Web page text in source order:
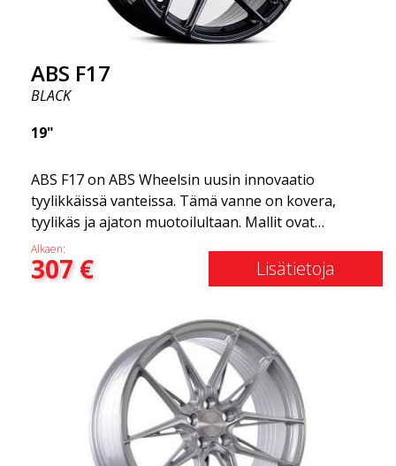
valikoimassamme!
ABS F17
BLACK
19"
ABS F17 on ABS Wheelsin uusin innovaatio
tyylikkäissä vanteissa. Tämä vanne on kovera,
tyylikäs ja ajaton muotoilultaan. Mallit ovat
saatavilla useissa eri kooissa, kuten 19x8.5, 19x9.5
sekä 20x8.5, 20x10 ja 20x11. Mitä leveämpi vanne,
sitä syvempi vaikutus. Ota rohkeasti yhteyttä
vanteiden sopivuudesta. ABS F17 on flow forged -
vante. ABS F17 on flow forged -vanne, joka
tunnetaan myös nimellä "kevyt vanne." Tämä
tarkoittaa, että se tarjoaa korkeampaa laatua,
vähentynyttä painoa ja vahvempia materiaaleja.
Vähemmän jousittamattoman painon ansiosta
ajokokemus on sujuvampi. Se on kuin vanteiden
Alkaen:
307€ Lisätietoja